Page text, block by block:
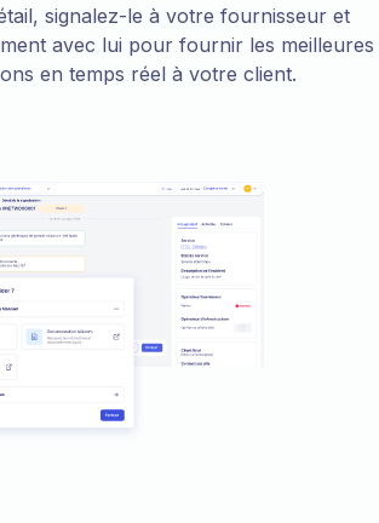
signalez-le à votre fournisseur et
avec lui pour fournir les meilleures
en temps réel à votre client.